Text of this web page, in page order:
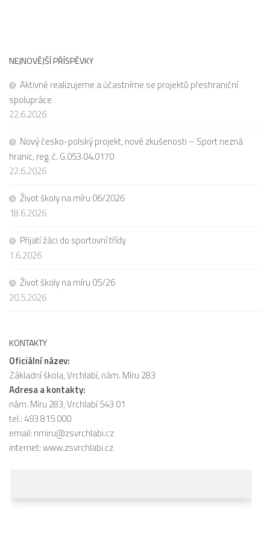
NEJNOVĚJŠÍ PŘÍSPĚVKY
Aktivně realizujeme a účastníme se projektů přeshraniční
spolupráce
22.6.2026
Nový česko-polský projekt, nové zkušenosti – Sport nezná
hranic, reg. č. G.053.04.0170
22.6.2026
Život školy na míru 06/2026
18.6.2026
Přijatí žáci do sportovní třídy
1.6.2026
Život školy na míru 05/26
20.5.2026
KONTAKTY
Oficiální název:
Základní škola, Vrchlabí, nám. Míru 283
Adresa a kontakty:
nám. Míru 283, Vrchlabí 543 01
tel.: 493 815 000
email: nmiru@zsvrchlabi.cz
internet:www.zsvrchlabi.cz